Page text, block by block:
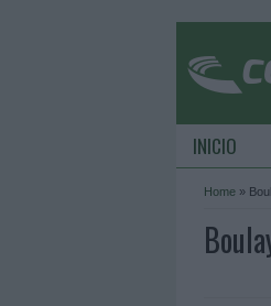
INICIO
Home »